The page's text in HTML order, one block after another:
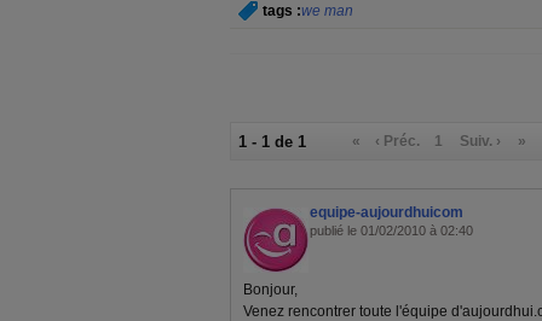
tags :we man
1 - 1 de 1 « ‹ Préc. 1 Suiv. › »
equipe-aujourdhuicom
publié le 01/02/2010 à 02:40
Bonjour,
Venez rencontrer toute l'équipe